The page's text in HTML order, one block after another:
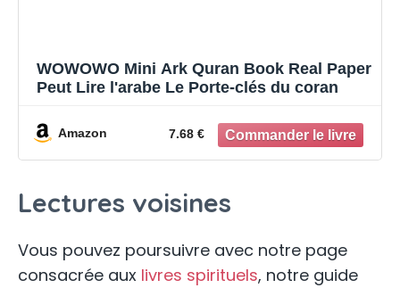
WOWOWO Mini Ark Quran Book Real Paper
Peut Lire l'arabe Le Porte-clés du coran
Amazon 7.68 €
Lectures voisines
Vous pouvez poursuivre avec notre page
consacrée aux livres spirituels, notre guide